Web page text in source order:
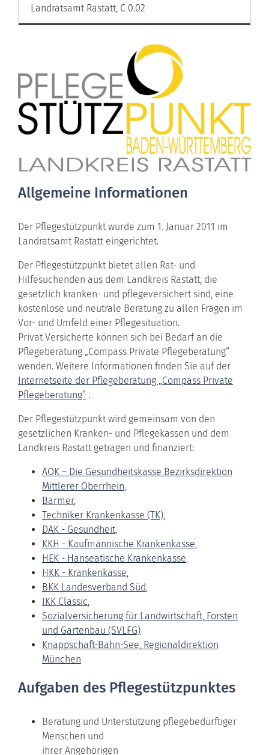
Landratsamt Rastatt, C 0.02
Allgemeine Informationen
Der Pflegestützpunkt wurde zum 1. Januar 2011 im
Landratsamt Rastatt eingerichtet.
Der Pflegestützpunkt bietet allen Rat- und
Hilfesuchenden aus dem Landkreis Rastatt, die
gesetzlich kranken- und pflegeversichert sind, eine
kostenlose und neutrale Beratung zu allen Fragen im
Vor- und Umfeld einer Pflegesituation.
Privat Versicherte können sich bei Bedarf an die
Pflegeberatung „Compass Private Pflegeberatung“
wenden. Weitere Informationen finden Sie auf der
Internetseite der Pflegeberatung „Compass Private
Pflegeberatung“ .
Der Pflegestützpunkt wird gemeinsam von den
gesetzlichen Kranken- und Pflegekassen und dem
Landkreis Rastatt getragen und finanziert:
AOK – Die Gesundheitskasse Bezirksdirektion
Mittlerer Oberrhein,
Barmer,
Techniker Krankenkasse (TK),
DAK - Gesundheit,
KKH - Kaufmännische Krankenkasse,
HEK - Hanseatische Krankenkasse,
HKK - Krankenkasse,
BKK Landesverband Süd,
IKK Classic,
Sozialversicherung für Landwirtschaft, Forsten
und Gartenbau (SVLFG)
Knappschaft-Bahn-See, Regionaldirektion
München
Aufgaben des Pflegestützpunktes
Beratung und Unterstützung pflegebedürftiger
Menschen und
ihrer Angehörigen